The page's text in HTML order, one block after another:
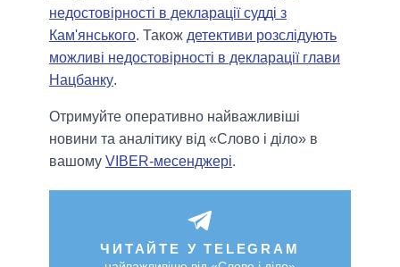
недостовірності в декларації судді з
Кам'янського. Також детективи розслідують
можливі недостовірності в декларації глави
Нацбанку.
Отримуйте оперативно найважливіші
новини та аналітику від «Слово і діло» в
вашому VIBER-месенджері.
ЧИТАЙТЕ У TELEGRAM